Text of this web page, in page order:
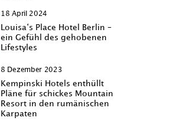
18 April 2024
Louisa‘s Place Hotel Berlin –
ein Gefühl des gehobenen
Lifestyles
8 Dezember 2023
Kempinski Hotels enthüllt
Pläne für schickes Mountain
Resort in den rumänischen
Karpaten